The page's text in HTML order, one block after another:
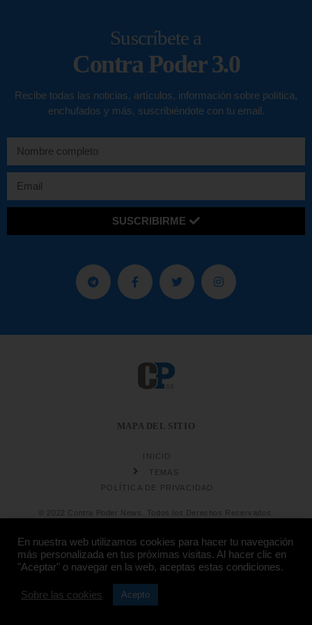
Suscríbete a
Contra Poder 3.0
Recibe todas las noticias, artículos, información sobre política,
enchufados y más, suscribiéndote con tu email.
SUSCRIBIRME
MAPA DEL SITIO
INICIO
TEMAS
POLÍTICA DE PRIVACIDAD
© 2022 Contra Poder News. Todos los Derechos Reservados.
Diseño web
En nuestra web utilizamos cookies para hacer tu navegación
más personalizada en tus próximas visitas. Al hacer clic en
"Aceptar" o navegar en la web, aceptas estas condiciones.
Sobre las cookies Acepto